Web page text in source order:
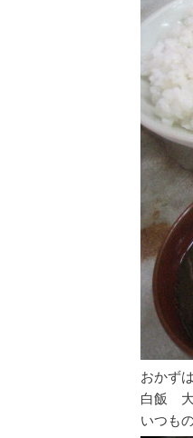
おかず
白飯
いつも